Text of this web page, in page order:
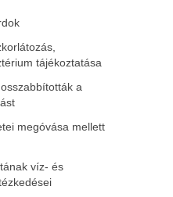
tájékoztatása
a
megóvása mellett
víz- és